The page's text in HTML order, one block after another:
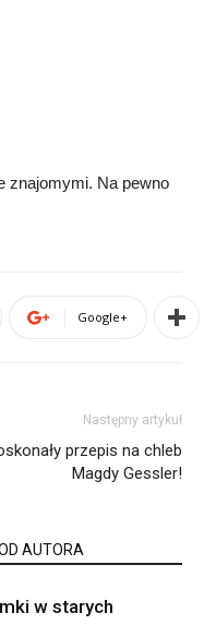
znajomymi. Na pewno
Google+
Następny artykuł
przepis na chleb
Magdy Gessler!
AUTORA
w starych